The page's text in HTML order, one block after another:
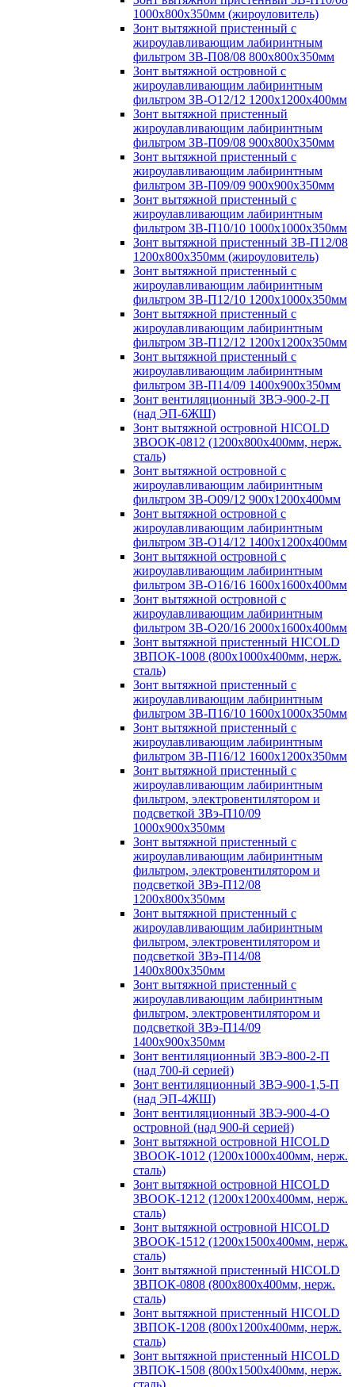
1000х800х350мм (жироуловитель)
Зонт вытяжной пристенный с
жироулавливающим лабиринтным
фильтром ЗВ-П08/08 800х800х350мм
Зонт вытяжной островной с
жироулавливающим лабиринтным
фильтром ЗВ-О12/12 1200х1200х400мм
Зонт вытяжной пристенный
жироулавливающим лабиринтным
фильтром ЗВ-П09/08 900х800х350мм
Зонт вытяжной пристенный с
жироулавливающим лабиринтным
фильтром ЗВ-П09/09 900х900х350мм
Зонт вытяжной пристенный с
жироулавливающим лабиринтным
фильтром ЗВ-П10/10 1000х1000х350мм
Зонт вытяжной пристенный ЗВ-П12/08
1200х800х350мм (жироуловитель)
Зонт вытяжной пристенный с
жироулавливающим лабиринтным
фильтром ЗВ-П12/10 1200х1000х350мм
Зонт вытяжной пристенный с
жироулавливающим лабиринтным
фильтром ЗВ-П12/12 1200х1200х350мм
Зонт вытяжной пристенный с
жироулавливающим лабиринтным
фильтром ЗВ-П14/09 1400х900х350мм
Зонт вентиляционный ЗВЭ-900-2-П
(над ЭП-6ЖШ)
Зонт вытяжной островной HICOLD
ЗВООК-0812 (1200х800x400мм, нерж.
сталь)
Зонт вытяжной островной с
жироулавливающим лабиринтным
фильтром ЗВ-О09/12 900х1200х400мм
Зонт вытяжной островной с
жироулавливающим лабиринтным
фильтром ЗВ-О14/12 1400х1200х400мм
Зонт вытяжной островной с
жироулавливающим лабиринтным
фильтром ЗВ-О16/16 1600х1600х400мм
Зонт вытяжной островной с
жироулавливающим лабиринтным
фильтром ЗВ-О20/16 2000х1600х400мм
Зонт вытяжной пристенный HICOLD
ЗВПОК-1008 (800х1000х400мм, нерж.
сталь)
Зонт вытяжной пристенный с
жироулавливающим лабиринтным
фильтром ЗВ-П16/10 1600х1000х350мм
Зонт вытяжной пристенный с
жироулавливающим лабиринтным
фильтром ЗВ-П16/12 1600х1200х350мм
Зонт вытяжной пристенный с
жироулавливающим лабиринтным
фильтром, электровентилятором и
подсветкой ЗВэ-П10/09
1000х900х350мм
Зонт вытяжной пристенный с
жироулавливающим лабиринтным
фильтром, электровентилятором и
подсветкой ЗВэ-П12/08
1200х800х350мм
Зонт вытяжной пристенный с
жироулавливающим лабиринтным
фильтром, электровентилятором и
подсветкой ЗВэ-П14/08
1400х800х350мм
Зонт вытяжной пристенный с
жироулавливающим лабиринтным
фильтром, электровентилятором и
подсветкой ЗВэ-П14/09
1400х900х350мм
Зонт вентиляционный ЗВЭ-800-2-П
(над 700-й серией)
Зонт вентиляционный ЗВЭ-900-1,5-П
(над ЭП-4ЖШ)
Зонт вентиляционный ЗВЭ-900-4-О
островной (над 900-й серией)
Зонт вытяжной островной HICOLD
ЗВООК-1012 (1200х1000х400мм, нерж.
сталь)
Зонт вытяжной островной HICOLD
ЗВООК-1212 (1200x1200x400мм, нерж.
сталь)
Зонт вытяжной островной HICOLD
ЗВООК-1512 (1200х1500х400мм, нерж.
сталь)
Зонт вытяжной пристенный HICOLD
ЗВПОК-0808 (800х800х400мм, нерж.
сталь)
Зонт вытяжной пристенный HICOLD
ЗВПОК-1208 (800х1200х400мм, нерж.
сталь)
Зонт вытяжной пристенный HICOLD
ЗВПОК-1508 (800х1500х400мм, нерж.
сталь)